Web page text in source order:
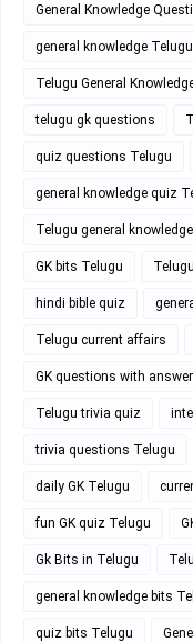
General Knowledge
general knowledge Telugu
Telugu General
telugu gk questions
quiz questions Telugu
general knowledge quiz
Telugu general
GK bits Telugu
hindi bible quiz
Telugu current affairs
GK questions with
Telugu trivia quiz
trivia questions Telugu
daily GK Telugu
fun GK quiz Telugu
Gk Bits in Telugu
general knowledge bits
quiz bits Telugu